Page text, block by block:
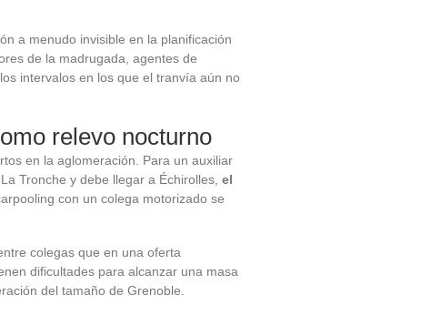
a menudo invisible en la planificación
de la madrugada, agentes de
intervalos en los que el tranvía aún no
relevo nocturno
en la aglomeración. Para un auxiliar
Tronche y debe llegar a Échirolles, el
con un colega motorizado se
colegas que en una oferta
dificultades para alcanzar una masa
del tamaño de Grenoble.